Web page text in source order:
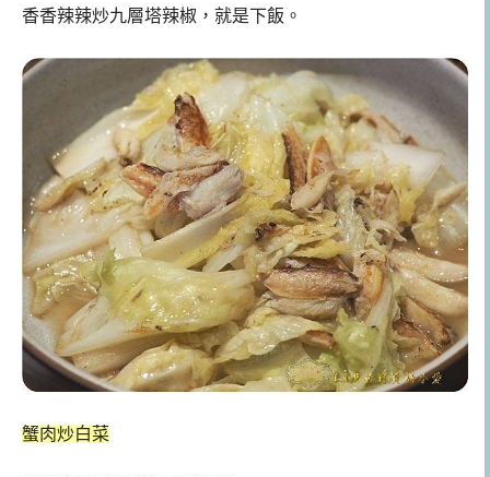
香香辣辣炒九層塔辣椒，就是下飯。
蟹肉炒白菜